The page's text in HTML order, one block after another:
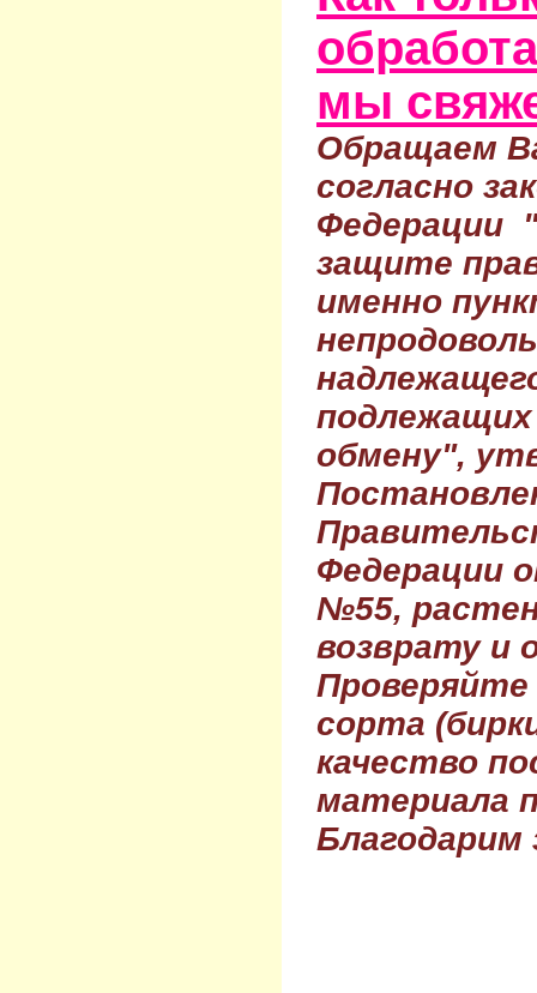
мы
Обращаем
согласно
Федерации
защите
именно
обмену",
Федерации
№55,
возврату и
Проверяйте
сорта
качество
материала
Благодарим